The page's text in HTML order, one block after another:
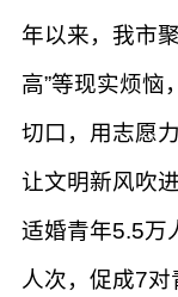
年以来，我市
高”等现实烦恼
切口，用志愿
让文明新风吹
适婚青年5.5万
人次，促成7对